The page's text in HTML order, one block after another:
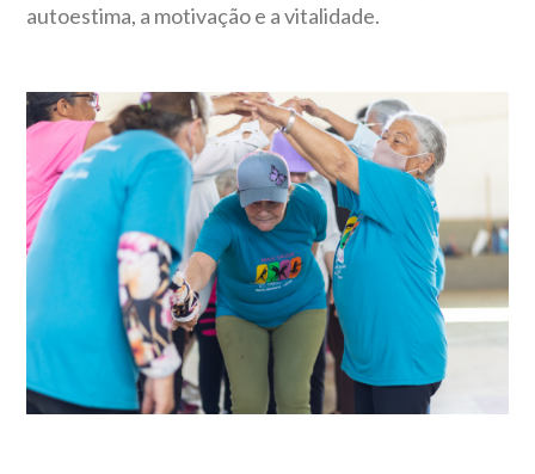
autoestima, a motivação e a vitalidade.